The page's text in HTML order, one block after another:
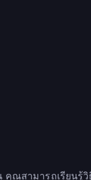
ณสามารถเรียนรู้